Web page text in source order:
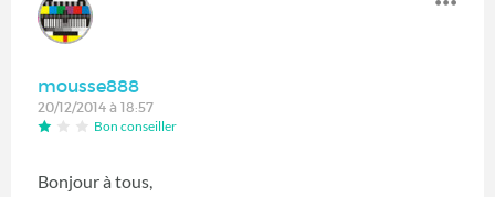
mousse888
20/12/2014 à 18:57
Bon conseiller
Bonjour à tous,